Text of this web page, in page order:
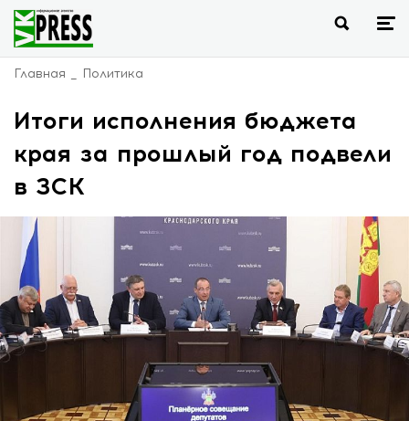
Главная Политика
Итоги исполнения бюджета
края за прошлый год подвели
в ЗСК